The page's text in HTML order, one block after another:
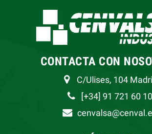
CONTACTA CON
C/Ulises, 104
[+34] 91 721 60 10